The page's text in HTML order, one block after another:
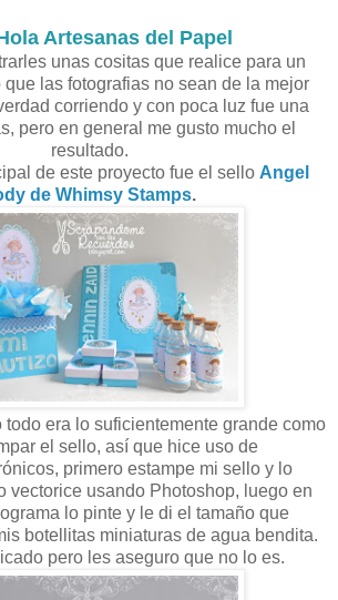
Artesanas del Papel
unas cositas que realice para un
que las fotografias no sean de la mejor
corriendo y con poca luz fue una
pero en general me gusto mucho el
resultado.
de este proyecto fue el sello Angel
de Whimsy Stamps.
todo era lo suficientemente grande como
el sello, así que hice uso de
primero estampe mi sello y lo
vectorice usando Photoshop, luego en
lo pinte y le di el tamaño que
botellitas miniaturas de agua bendita.
pero les aseguro que no lo es.